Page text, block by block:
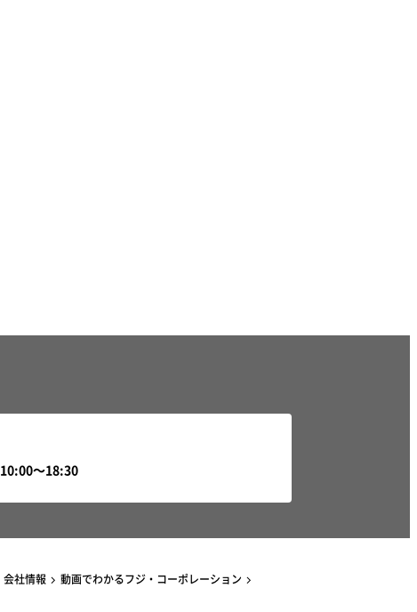
会社情報
動画でわかるフジ・コーポレーション